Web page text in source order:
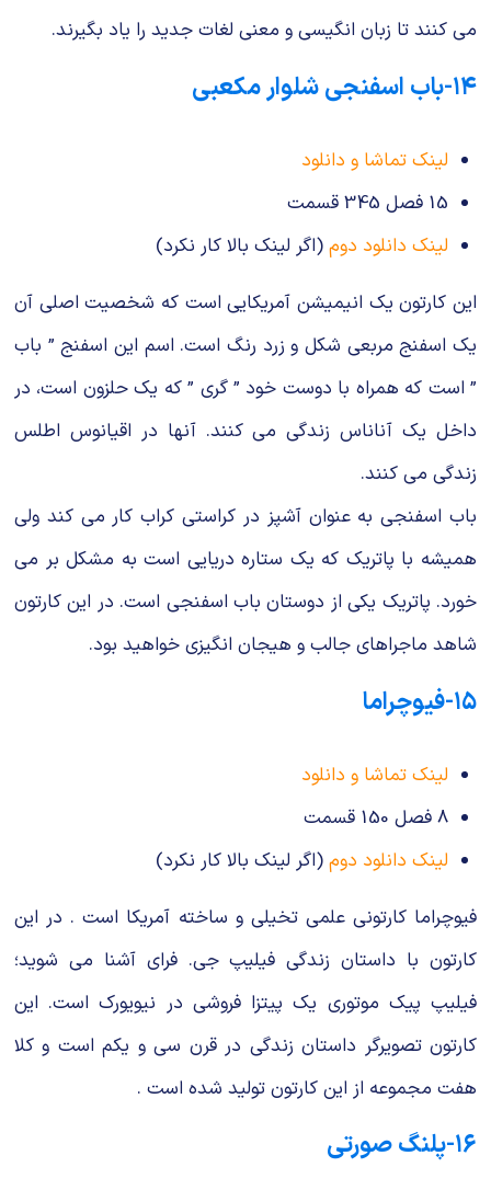
می کنند تا زبان انگیسی و معنی لغات جدید را یاد بگیرند.
۱۴-باب اسفنجی شلوار مکعبی
لینک تماشا و دانلود
15 فصل 345 قسمت
لینک دانلود دوم (اگر لینک بالا کار نکرد)
این کارتون یک انیمیشن آمریکایی است که شخصیت اصلی آن
یک اسفنج مربعی شکل و زرد رنگ است. اسم این اسفنج ” باب
” است که همراه با دوست خود ” گری ” که یک حلزون است، در
داخل یک آناناس زندگی می کنند. آنها در اقیانوس اطلس
زندگی می کنند.
باب اسفنجی به عنوان آشپز در کراستی کراب کار می کند ولی
همیشه با پاتریک که یک ستاره دریایی است به مشکل بر می
خورد. پاتریک یکی از دوستان باب اسفنجی است. در این کارتون
شاهد ماجراهای جالب و هیجان انگیزی خواهید بود.
۱۵-فیوچراما
لینک تماشا و دانلود
8 فصل 150 قسمت
لینک دانلود دوم (اگر لینک بالا کار نکرد)
فیوچراما کارتونی علمی تخیلی و ساخته آمریکا است . در این
کارتون با داستان زندگی فیلیپ جی. فرای آشنا می شوید؛
فیلیپ پیک موتوری یک پیتزا فروشی در نیویورک است. این
کارتون تصویرگر داستان زندگی در قرن سی و یکم است و کلا
هفت مجموعه از این کارتون تولید شده است .
۱۶-پلنگ صورتی